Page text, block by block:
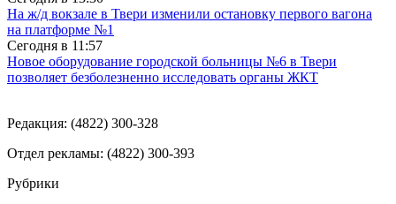
На ж/д вокзале в Твери изменили остановку первого вагона
на платформе №1
Сегодня в 11:57
Новое оборудование городской больницы №6 в Твери
позволяет безболезненно исследовать органы ЖКТ
Редакция: (4822) 300-328
Отдел рекламы: (4822) 300-393
Рубрики